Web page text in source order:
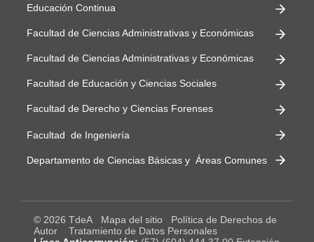
Educación Continua
Facultad de Ciencias Administrativas y Económicas
Facultad de Ciencias Administrativas y Económicas
Facultad de Educación y Ciencias Sociales
Facultad de Derecho y Ciencias Forenses
Facultad de Ingeniería
Departamento de Ciencias Básicas y Áreas Comunes
© 2026 TdeA Mapa del sitio
Política de Derechos de
Autor
Tratamiento de Datos Personales